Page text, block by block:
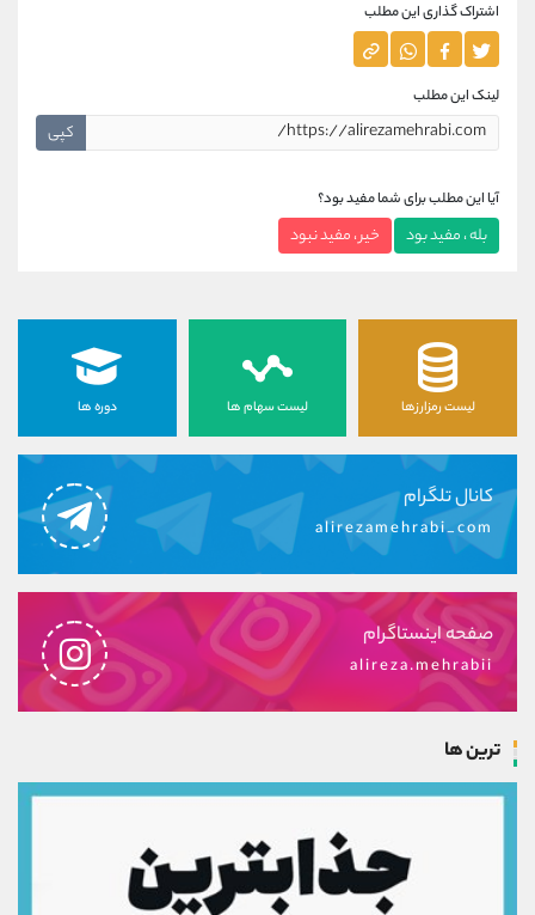
اشتراک گذاری این مطلب
لینک این مطلب
کپی
آیا این مطلب برای شما مفید بود؟
بله ، مفید بود خیر ، مفید نبود
لیست رمزارزها لیست سهام ها دوره ها
کانال تلگرام
alirezamehrabi_com
صفحه اینستاگرام
alireza.mehrabii
ترین ها